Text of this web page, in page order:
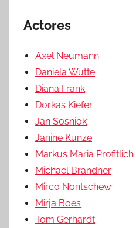
Actores
Axel Neumann
Daniela Wutte
Diana Frank
Dorkas Kiefer
Jan Sosniok
Janine Kunze
Markus Maria Profitlich
Michael Brandner
Mirco Nontschew
Mirja Boes
Tom Gerhardt